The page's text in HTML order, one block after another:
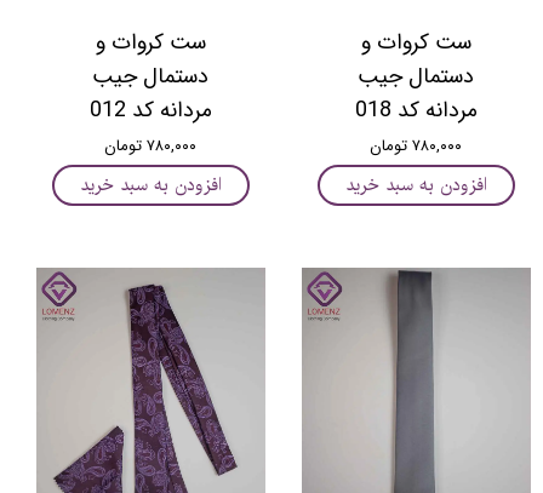
ست کروات و
دستمال جیب
مردانه کد 018
۷۸۰,۰۰۰ تومان
افزودن به سبد خرید
ست کروات و
دستمال جیب
مردانه کد 012
۷۸۰,۰۰۰ تومان
افزودن به سبد خرید